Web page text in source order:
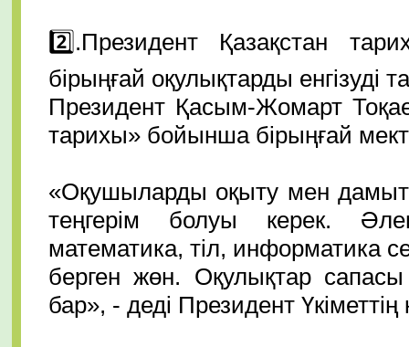
2️⃣.Президент Қазақстан
бірыңғай оқулықтарды енгізуді
Президент Қасым-Жомарт
тарихы» бойынша бірыңғай
«Оқушыларды оқыту мен
теңгерім болуы керек.
математика, тіл, информатика
берген жөн. Оқулықтар
бар», - деді Президент